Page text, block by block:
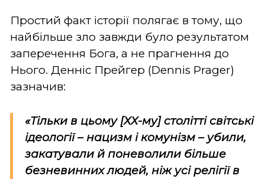
Простий факт історії полягає в тому, що
найбільше зло завжди було результатом
заперечення Бога, а не прагнення до
Нього. Денніс Прейгер (Dennis Prager)
зазначив:
«Тільки в цьому [ХХ-му] столітті світські
ідеології – нацизм і комунізм – убили,
закатували й поневолили більше
безневинних людей, ніж усі релігії в